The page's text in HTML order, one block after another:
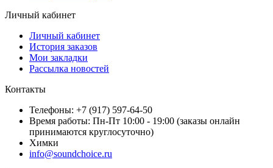
Личный кабинет
Личный кабинет
История заказов
Мои закладки
Рассылка новостей
Контакты
Телефоны: +7 (917) 597-64-50
Время работы: Пн-Пт 10:00 - 19:00 (заказы онлайн
принимаются круглосуточно)
Химки
info@soundchoice.ru